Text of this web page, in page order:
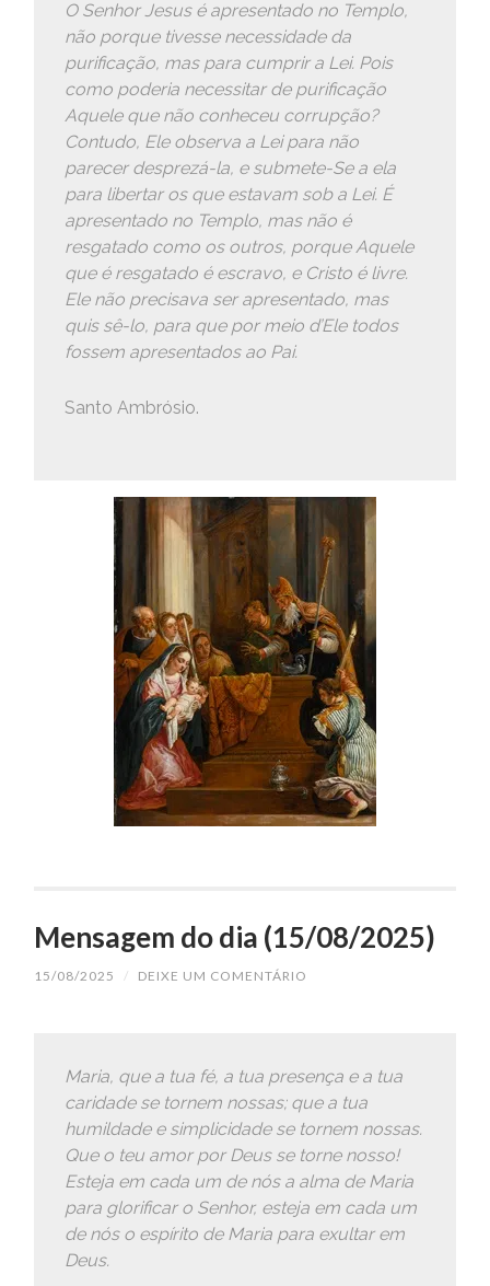
O Senhor Jesus é apresentado no Templo,
não porque tivesse necessidade da
purificação, mas para cumprir a Lei. Pois
como poderia necessitar de purificação
Aquele que não conheceu corrupção?
Contudo, Ele observa a Lei para não
parecer desprezá-la, e submete-Se a ela
para libertar os que estavam sob a Lei. É
apresentado no Templo, mas não é
resgatado como os outros, porque Aquele
que é resgatado é escravo, e Cristo é livre.
Ele não precisava ser apresentado, mas
quis sê-lo, para que por meio d’Ele todos
fossem apresentados ao Pai.
Santo Ambrósio.
Mensagem do dia (15/08/2025)
15/08/2025 / DEIXE UM COMENTÁRIO
Maria, que a tua fé, a tua presença e a tua
caridade se tornem nossas; que a tua
humildade e simplicidade se tornem nossas.
Que o teu amor por Deus se torne nosso!
Esteja em cada um de nós a alma de Maria
para glorificar o Senhor, esteja em cada um
de nós o espírito de Maria para exultar em
Deus.